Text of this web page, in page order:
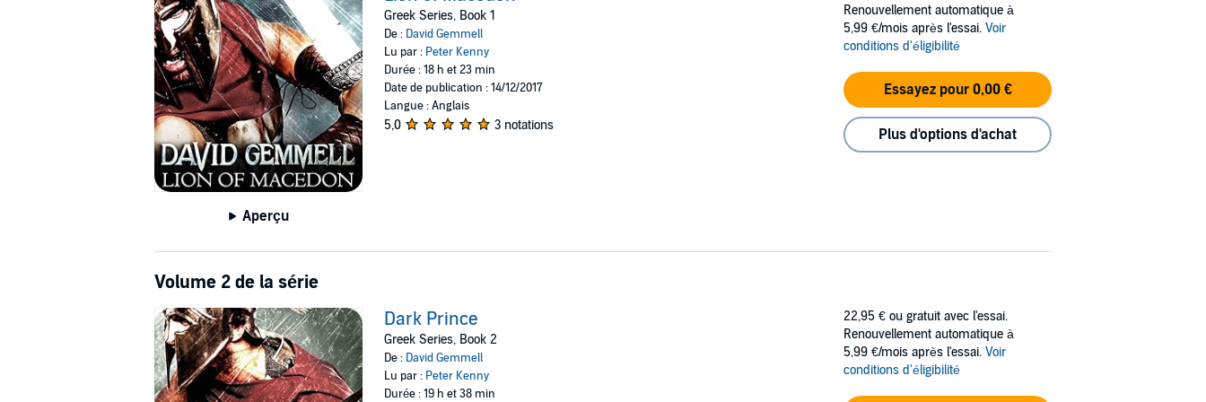
Aperçu
Greek Series, Book 1
De : David Gemmell
Lu par : Peter Kenny
Durée : 18 h et 23 min
Date de publication : 14/12/2017
Langue : Anglais
5,0 3 notations
Renouvellement automatique à
5,99 €/mois après l'essai. Voir
conditions d'éligibilité
Essayez pour 0,00 €
Plus d'options d'achat
Volume 2 de la série
Dark Prince
Greek Series, Book 2
De : David Gemmell
Lu par : Peter Kenny
Durée : 19 h et 38 min
22,95 € ou gratuit avec l'essai.
Renouvellement automatique à
5,99 €/mois après l'essai. Voir
conditions d'éligibilité